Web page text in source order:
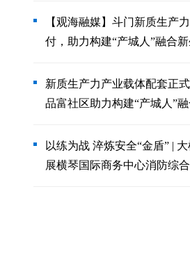
【观海融媒】斗门新质生产
付，助力构建“产城人”融合
新质生产力产业载体配套正
品富社区助力构建“产城人”
以练为战 淬炼安全“金盾” |
展横琴国际商务中心消防综